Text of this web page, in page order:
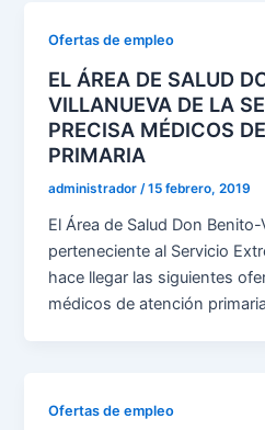
Ofertas de empleo
EL ÁREA DE SALUD
VILLANUEVA DE LA
PRECISA MÉDICOS
PRIMARIA
administrador/15 febrero, 2019
El Área de Salud Don
perteneciente al Servicio
hace llegar las siguientes
médicos de atención
Ofertas de empleo